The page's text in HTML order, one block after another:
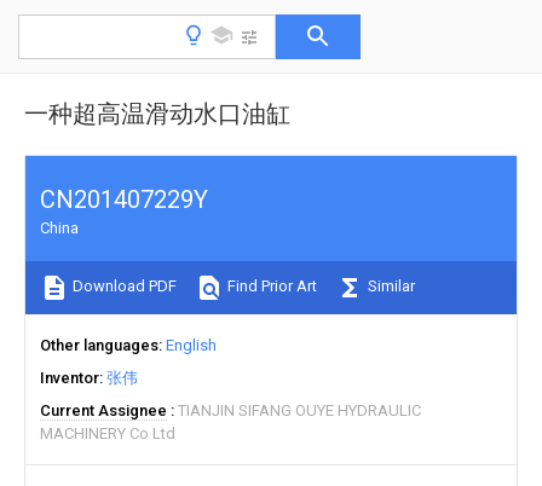
一种超高温滑动水口油缸
CN201407229Y
China
Download PDF Find Prior Art Similar
Other languages English
Inventor 张伟
Current Assignee
TIANJIN SIFANG OUYE HYDRAULIC
MACHINERY Co Ltd